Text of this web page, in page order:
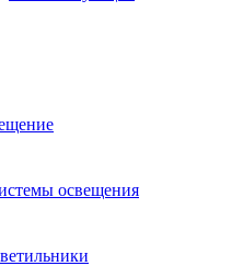
освещения